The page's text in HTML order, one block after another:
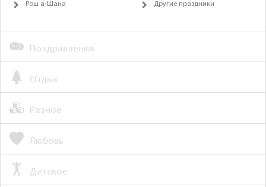
Рош а-Шана Другие праздники
Поздравления
Отдых
Разное
Любовь
Детское